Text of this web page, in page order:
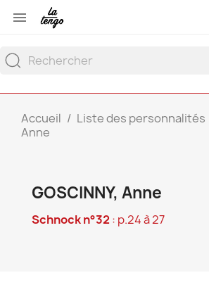

Accueil Liste des personnalités
Anne
GOSCINNY, Anne
Schnock n°32: p.24 à 27